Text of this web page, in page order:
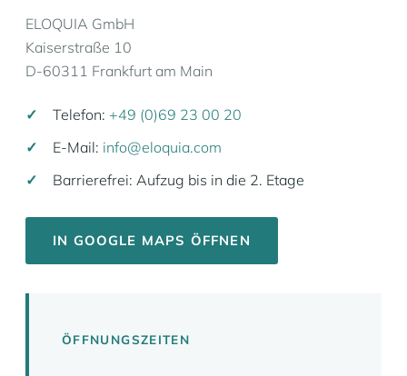
ELOQUIA GmbH
Kaiserstraße 10
D-60311 Frankfurt am Main
Telefon: +49 (0)69 23 00 20
E-Mail: info@eloquia.com
Barrierefrei: Aufzug bis in die 2. Etage
IN GOOGLE MAPS ÖFFNEN
ÖFFNUNGSZEITEN